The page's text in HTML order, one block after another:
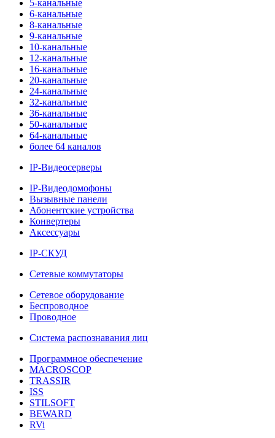
5-канальные
6-канальные
8-канальные
9-канальные
10-канальные
12-канальные
16-канальные
20-канальные
24-канальные
32-канальные
36-канальные
50-канальные
64-канальные
более 64 каналов
IP-Видеосерверы
IP-Видеодомофоны
Вызывные панели
Абонентские устройства
Конвертеры
Аксессуары
IP-СКУД
Сетевые коммутаторы
Сетевое оборудование
Беспроводное
Проводное
Система распознавания лиц
Программное обеспечение
MACROSCOP
TRASSIR
ISS
STILSOFT
BEWARD
RVi